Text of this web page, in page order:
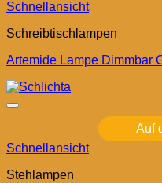
Schnellansicht
Schreibtischlampen
Artemide Lampe Dimmbar
Auf
Schnellansicht
Stehlampen